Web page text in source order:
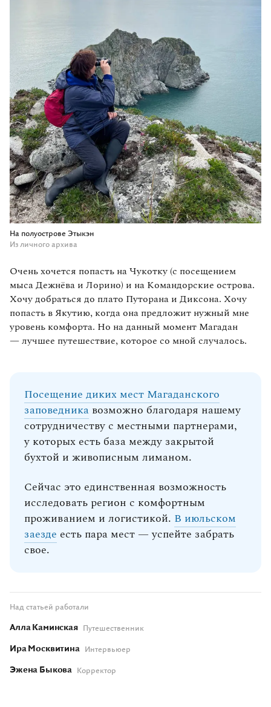
На полуострове Этыкэн
Из личного архива
Очень хочется попасть на Чукотку (с посещением
мыса Дежнёва и Лорино) и на Командорские острова.
Хочу добраться до плато Путорана и Диксона. Хочу
попасть в Якутию, когда она предложит нужный мне
уровень комфорта. Но на данный момент Магадан
— лучшее путешествие, которое со мной случалось.
Посещение диких мест Магаданского
заповедника возможно благодаря нашему
сотрудничеству с местными партнерами,
у которых есть база между закрытой
бухтой и живописным лиманом.
Сейчас это единственная возможность
исследовать регион с комфортным
проживанием и логистикой. В июльском
заезде есть пара мест — успейте забрать
свое.
Над статьей работали
Алла Каминская Путешественник
Ира Москвитина Интервьюер
Эжена Быкова Корректор